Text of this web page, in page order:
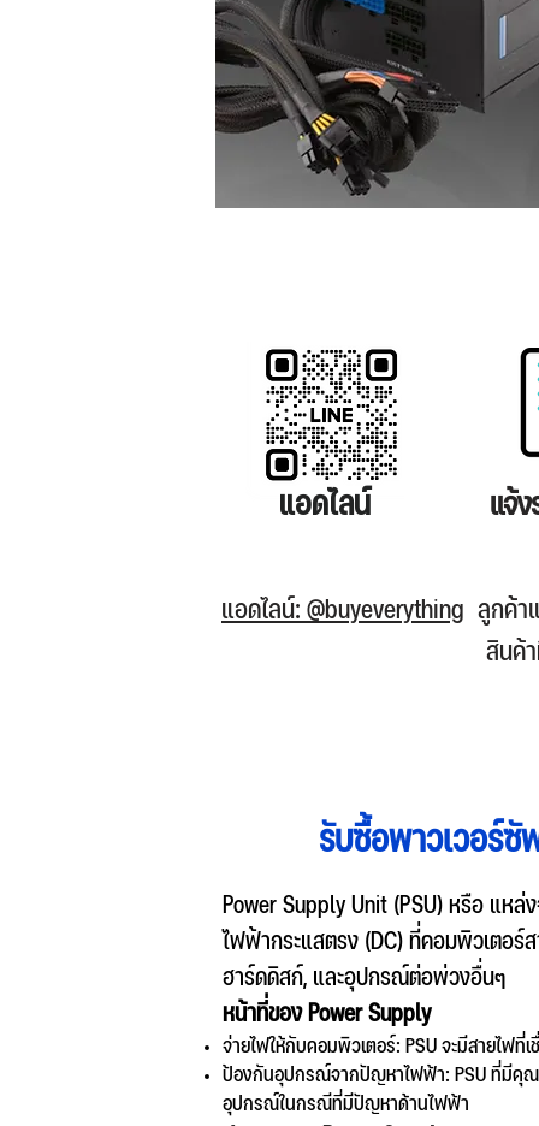
แอดไลน์ แจ้ง
ลูกค้า
สินค้
แอดไลน์: @buyeverything
รับซื้อพาวเวอร์ซั
Power Supply Unit (PSU) หรือ แห
ไฟฟ้ากระแสตรง (DC) ที่คอมพิวเตอร์
ฮาร์ดดิสก์, และอุปกรณ์ต่อพ่วงอื่นๆ
หน้าที่ของ Power Supply
จ่ายไฟให้กับคอมพิวเตอร์: PSU จะมีสายไฟ
ป้องกันอุปกรณ์จากปัญหาไฟฟ้า: PSU ที่มีคุณ
อุปกรณ์ในกรณีที่มีปัญหาด้านไฟฟ้า